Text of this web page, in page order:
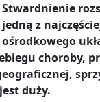
Stwardnienie
jedną z
ośrodkowego
choroby,
duży.